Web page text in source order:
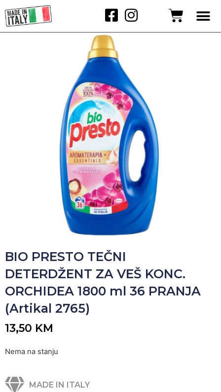
BIO PRESTO TEČNI
DETERDŽENT ZA VEŠ KONC.
ORCHIDEA 1800 ml 36 PRANJA
(Artikal 2765)
13,50 KM
Nema na stanju
MADE IN ITALY